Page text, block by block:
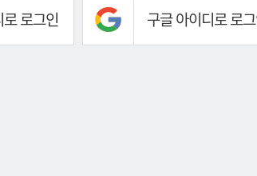
로그인 구글 아이디로 로